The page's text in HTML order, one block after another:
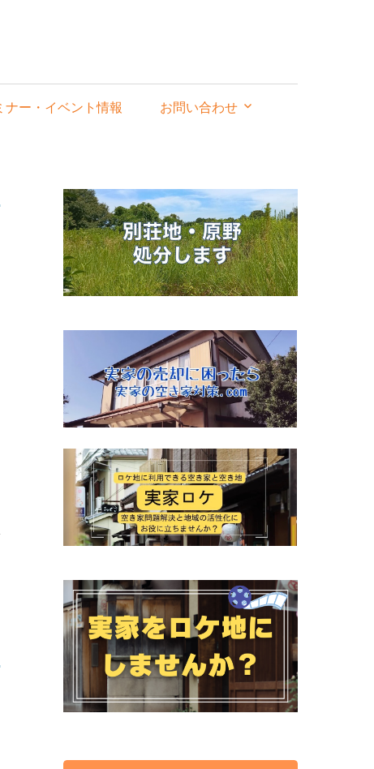
ナー・イベント情報 お問い合わせ